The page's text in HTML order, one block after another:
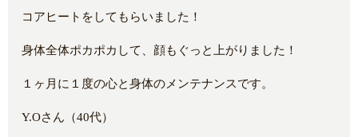
コアヒートをしてもらいました！
身体全体ポカポカして、顔もぐっと上がりました！
１ヶ月に１度の心と身体のメンテナンスです。
Y.Oさん（40代）